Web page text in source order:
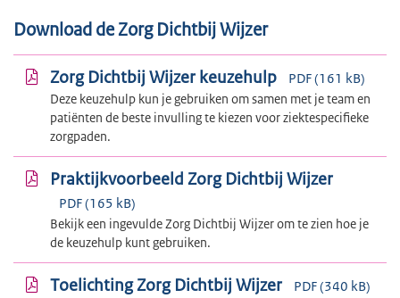
Download de Zorg Dichtbij Wijzer
Zorg Dichtbij Wijzer keuzehulp PDF (161 kB)
Deze keuzehulp kun je gebruiken om samen met je team en
patiënten de beste invulling te kiezen voor ziektespecifieke
zorgpaden.
Praktijkvoorbeeld Zorg Dichtbij Wijzer
PDF (165 kB)
Bekijk een ingevulde Zorg Dichtbij Wijzer om te zien hoe je
de keuzehulp kunt gebruiken.
Toelichting Zorg Dichtbij Wijzer PDF (340 kB)